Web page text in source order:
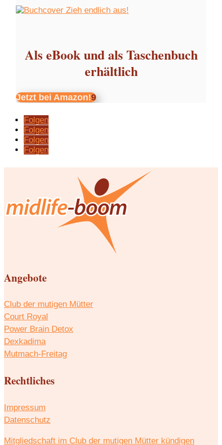
Als eBook und als Taschenbuch
erhältlich
Jetzt bei Amazon!
Folgen
Folgen
Folgen
Folgen
Angebote
Club der mutigen Mütter
Court Royal
Power Brain Detox
Dexkadima
Mutmach-Freitag
Rechtliches
Impressum
Datenschutz
Mitgliedschaft im Club der mutigen Mütter kündigen